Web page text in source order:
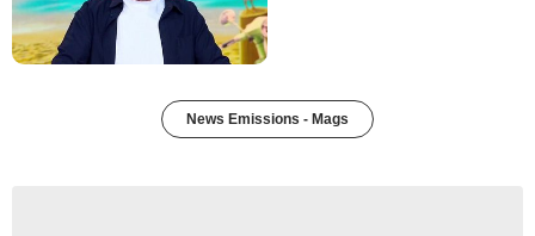
News Emissions - Mags